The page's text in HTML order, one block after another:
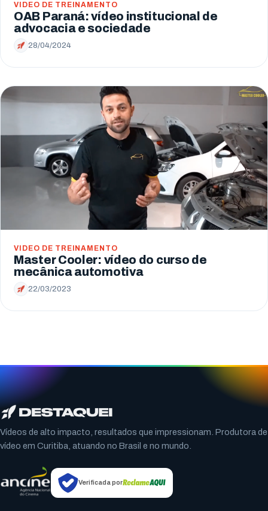
VIDEO DE TREINAMENTO
OAB Paraná: vídeo institucional de
advocacia e sociedade
28/04/2024
VIDEO DE TREINAMENTO
Master Cooler: vídeo do curso de
mecânica automotiva
22/03/2023
Vídeos de alto impacto, resultados que impressionam. Produtora de
vídeo em Curitiba, atuando no Brasil e no mundo.
Verificada por